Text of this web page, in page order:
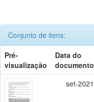
Conjunto de itens:
Pré-
visualização
Data do
documento
set-2021